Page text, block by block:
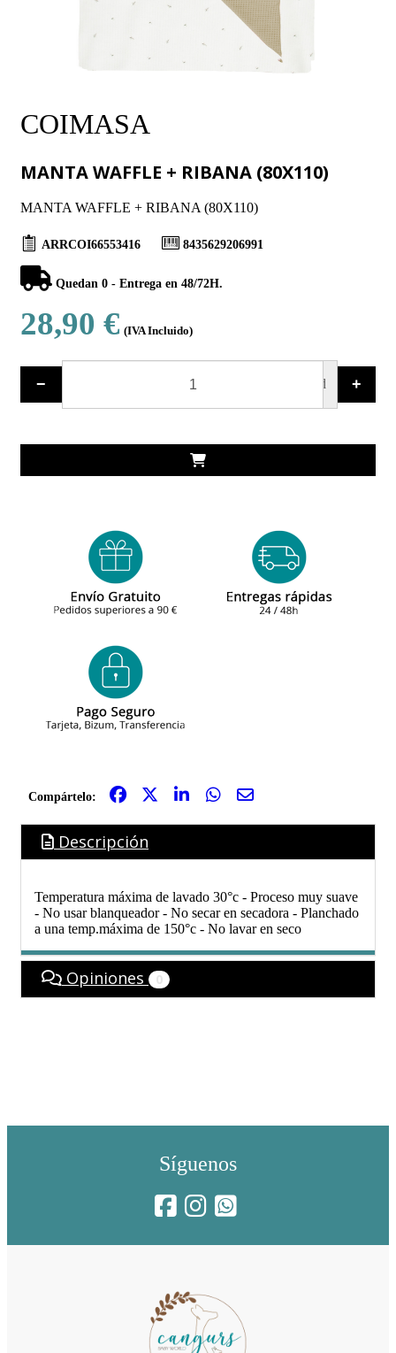
COIMASA
MANTA WAFFLE + RIBANA (80X110)
MANTA WAFFLE + RIBANA (80X110)
ARRCOI66553416 8435629206991
Quedan 0 - Entrega en 48/72H.
28,90 € (IVA Incluido)
− ud +
Compártelo:
Descripción
Temperatura máxima de lavado 30°c - Proceso muy suave
- No usar blanqueador - No secar en secadora - Planchado
a una temp.máxima de 150°c - No lavar en seco
Opiniones 0
Síguenos